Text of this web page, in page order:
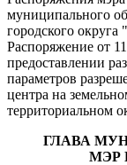
муниципального
городского
Распоряжение от
предоставлении
параметров
центра на
территориальном
ГЛАВА
МЭР